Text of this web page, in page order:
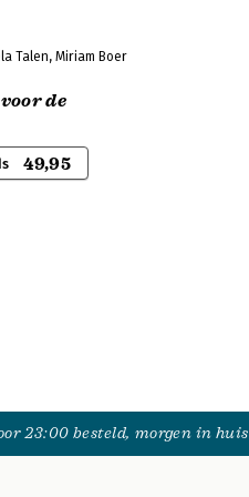
Talen, Miriam Boer
de
49,95
23:00 besteld, morgen in huis